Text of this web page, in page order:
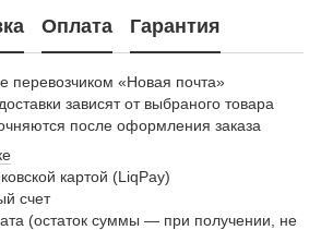
Оплата Гарантия
перевозчиком «Новая почта»
зависят от выбраного товара
после оформления заказа
картой (LiqPay)
счет
(остаток суммы — при получении, не